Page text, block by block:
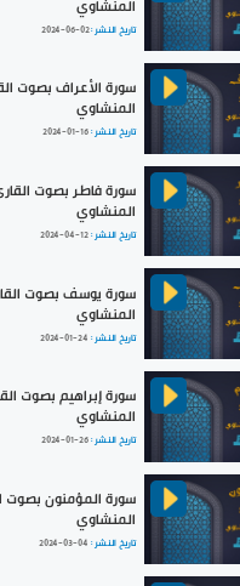
المنشاوي
تاريخ النشر :2024-06-02
سورة الأعراف بصوت
المنشاوي
تاريخ النشر :2024-01-16
سورة فاطر بصوت
المنشاوي
تاريخ النشر :2024-04-12
سورة يوسف بصوت
المنشاوي
تاريخ النشر : 2024-01-24
سورة إبراهيم بصوت
المنشاوي
تاريخ النشر :2024-01-26
سورة المؤمنون
المنشاوي
تاريخ النشر : 2024-03-04